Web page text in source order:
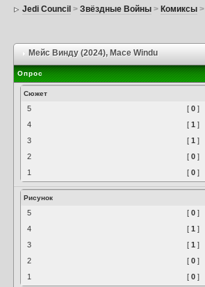
Jedi Council >Звёздные Войны > Комиксы >
Мейс Винду (2024), Mace Windu
Опрос
Сюжет
5 [0 ]
4
[1 ]
3
[1 ]
2
[0 ]
1
[0 ]
Рисунок
5 [0 ]
4
[1 ]
3
[1 ]
2
[0 ]
1
[0 ]